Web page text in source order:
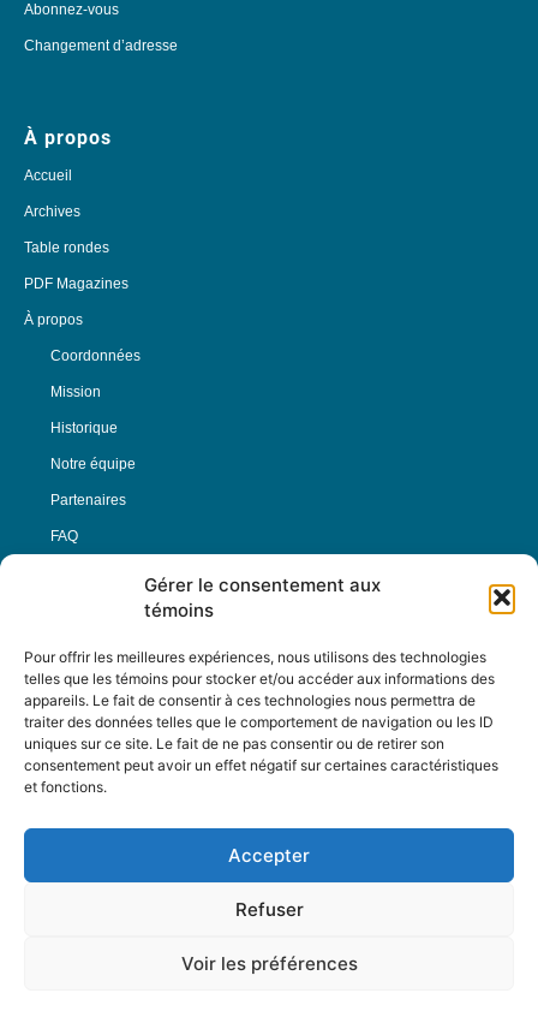
Gérer le consentement aux
témoins
Pour offrir les meilleures expériences, nous utilisons des technologies
telles que les témoins pour stocker et/ou accéder aux informations des
appareils. Le fait de consentir à ces technologies nous permettra de
traiter des données telles que le comportement de navigation ou les ID
uniques sur ce site. Le fait de ne pas consentir ou de retirer son
consentement peut avoir un effet négatif sur certaines caractéristiques
et fonctions.
Accepter
Refuser
Voir les préférences
Abonnez-vous
Changement d’adresse
À propos
Accueil
Archives
Table rondes
PDF Magazines
À propos
Coordonnées
Mission
Historique
Notre équipe
Partenaires
FAQ
Nous Suivre
12-3894 rue Sainte-Catherine Est,
SANS-FRAIS : 1-877-256-9009